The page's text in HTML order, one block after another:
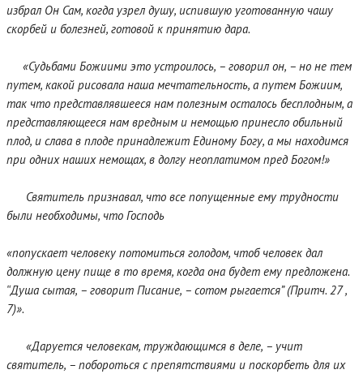
избрал Он Сам, когда узрел душу, испившую уготованную чашу
скорбей и болезней, готовой к принятию дара.
«Судьбами Божиими это устроилось, – говорил он, – но не тем
путем, какой рисовала наша мечтательность, а путем Божиим,
так что представлявшееся нам полезным осталось бесплодным, а
представляющееся нам вредным и немощью принесло обильный
плод, и слава в плоде принадлежит Единому Богу, а мы находимся
при одних наших немощах, в долгу неоплатимом пред Богом!»
Святитель признавал, что все попущенные ему трудности
были необходимы, что Господь
«попускает человеку потомиться голодом, чтоб человек дал
должную цену пище в то время, когда она будет ему предложена.
‟Душа сытая, – говорит Писание, – сотом рыгается” (Притч. 27 ,
7)».
«Даруется человекам, труждающимся в деле, – учит
святитель, – побороться с препятствиями и поскорбеть для их